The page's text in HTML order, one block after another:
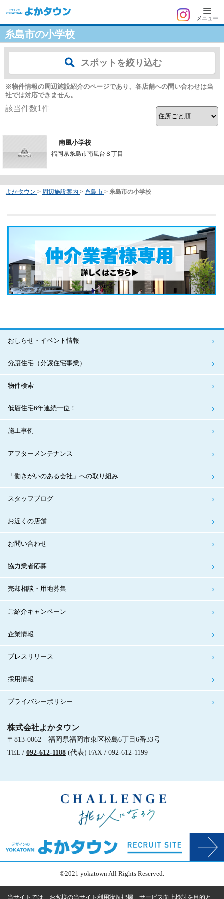
メニュー
糸島市の小学校
スポットを絞り込む
※物件情報の周辺施設紹介のページであり、各店舗への問い合わせは当
社では対応できません。
該当件数1件
南風小学校
福岡県糸島市南風台８丁目
-
よかタウン > 周辺施設案内 > 糸島市 > 糸島市の小学校
おしらせ・イベント情報
分譲住宅（分譲住宅事業）
物件検索
低層住宅6年連続一位！
施工事例
アフターメンテナンス
「働きがいのある会社」への取り組み
スタッフブログ
お近くの店舗
お問い合わせ
協力業者応募
売却相談・用地募集
ご紹介キャンペーン
企業情報
プレスリリース
採用情報
プライバシーポリシー
株式会社よかタウン
〒813-0062 福岡県福岡市東区松島6丁目6番33号
TEL / 092-612-1188 (代表) FAX / 092-612-1199
©2021 yokatown All Rights Reserved.
当サイトでは、お客様の当サイト利用状況把握、サービス向上検討を目的と